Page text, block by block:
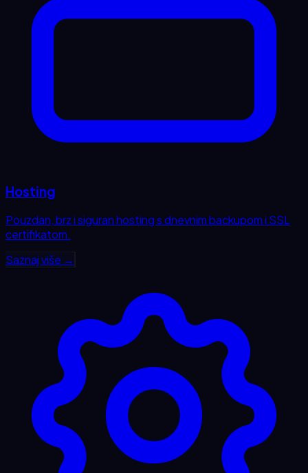
Hosting
Pouzdan, brz i siguran hosting s dnevnim backupom i SSL
certifikatom.
Saznaj više →